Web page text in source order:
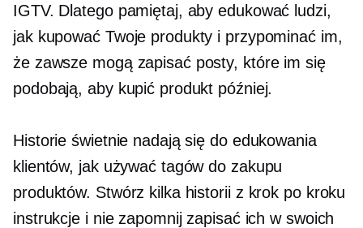
IGTV. Dlatego pamiętaj, aby edukować ludzi,
jak kupować Twoje produkty i przypominać im,
że zawsze mogą zapisać posty, które im się
podobają, aby kupić produkt później.
Historie świetnie nadają się do edukowania
klientów, jak używać tagów do zakupu
produktów. Stwórz kilka historii z krok po kroku
instrukcje i nie zapomnij zapisać ich w swoich